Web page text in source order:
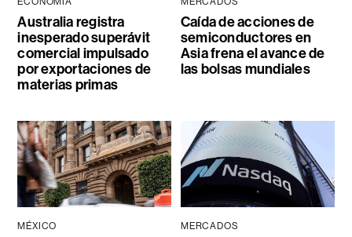
Australia registra
inesperado superávit
comercial impulsado
por exportaciones de
materias primas
Caída de acciones de
semiconductores en
Asia frena el avance de
las bolsas mundiales
MÉXICO MERCADOS